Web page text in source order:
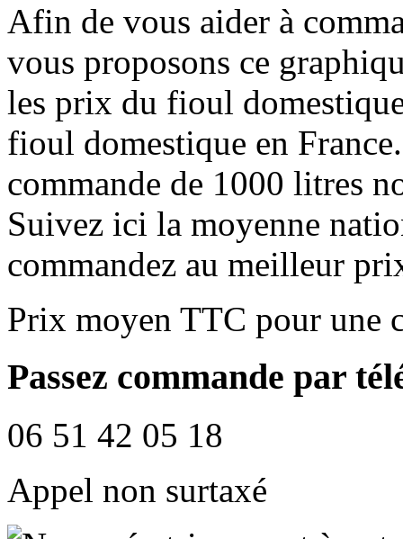
Afin de vous aider à
vous proposons ce
les prix du fioul
fioul domestique en
commande de 1000 litres
Suivez ici la moyenne
commandez au meilleur
Prix moyen TTC pour une
Passez commande par
06 51 42 05 18
Appel non surtaxé